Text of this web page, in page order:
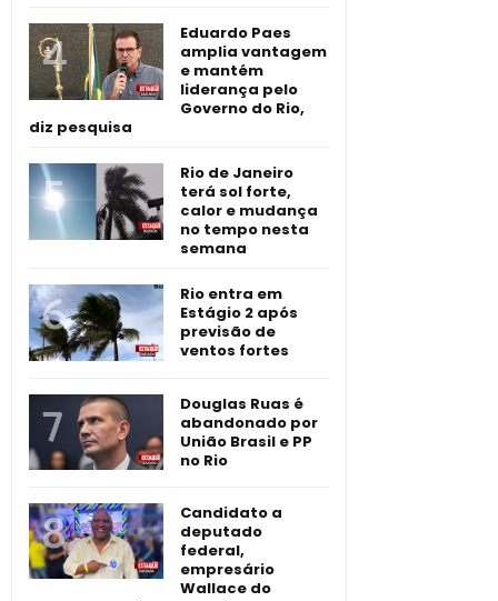
Eduardo Paes
amplia vantagem
e mantém
liderança pelo
Governo do Rio,
diz pesquisa
Rio de Janeiro
terá sol forte,
calor e mudança
no tempo nesta
semana
Rio entra em
Estágio 2 após
previsão de
ventos fortes
Douglas Ruas é
abandonado por
União Brasil e PP
no Rio
Candidato a
deputado
federal,
empresário
Wallace do